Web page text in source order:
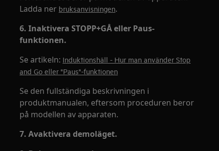
Ladda ner bruksanvisningen.
6. Inaktivera STOPP+GÅ eller Paus-
funktionen.
Se artikeln: Induktionshäll - Hur man använder Stop
and Go eller "Paus"-funktionen
Se den fullständiga beskrivningen i
produktmanualen, eftersom proceduren beror
på modellen av apparaten.
7. Avaktivera demoläget.